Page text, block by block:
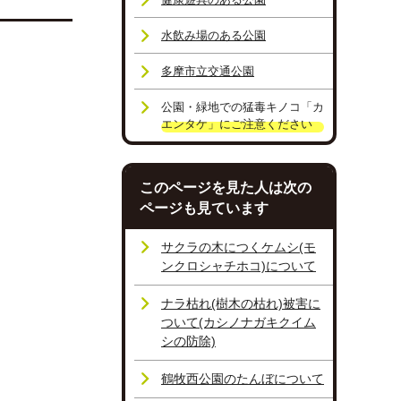
水飲み場のある公園
多摩市立交通公園
公園・緑地での猛毒キノコ「カ
エンタケ」にご注意ください
このページを見た人は次の
ページも見ています
サクラの木につくケムシ(モ
ンクロシャチホコ)について
ナラ枯れ(樹木の枯れ)被害に
ついて(カシノナガキクイム
シの防除)
鶴牧西公園のたんぼについて